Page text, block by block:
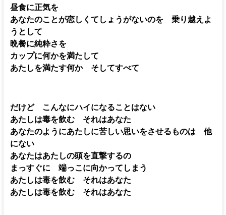
昼食に正気を
あなたのことが恋しくてしょうがないのを 乗り越えよ
うとして
晩餐に純粋さを
カップに何かを満たして
あたしを満たす何か そしてすべて
だけど こんなにハイになることはない
あたしは毒を飲む それはあなた
あなたのようにあたしに苦しい思いをさせるものは 他
にない
あなたはあたしの頭を直撃するの
まっすぐに 端っこに向かってしまう
あたしは毒を飲む それはあなた
あたしは毒を飲む それはあなた